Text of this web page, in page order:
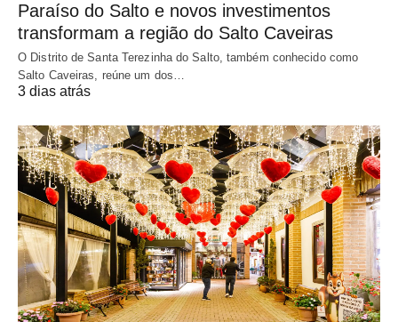
Paraíso do Salto e novos investimentos
transformam a região do Salto Caveiras
O Distrito de Santa Terezinha do Salto, também conhecido como
Salto Caveiras, reúne um dos…
3 dias atrás